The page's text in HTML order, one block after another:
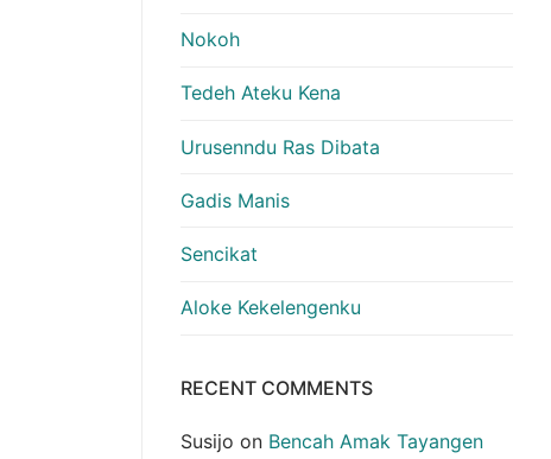
Nokoh
Tedeh Ateku Kena
Urusenndu Ras Dibata
Gadis Manis
Sencikat
Aloke Kekelengenku
RECENT COMMENTS
Susijo on Bencah Amak Tayangen